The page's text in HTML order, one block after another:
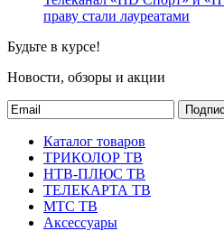
праву стали лауреатами
Будьте в курсе!
Новости, обзоры и акции
Каталог товаров
ТРИКОЛОР ТВ
НТВ-ПЛЮС ТВ
ТЕЛЕКАРТА ТВ
МТС ТВ
Аксессуары